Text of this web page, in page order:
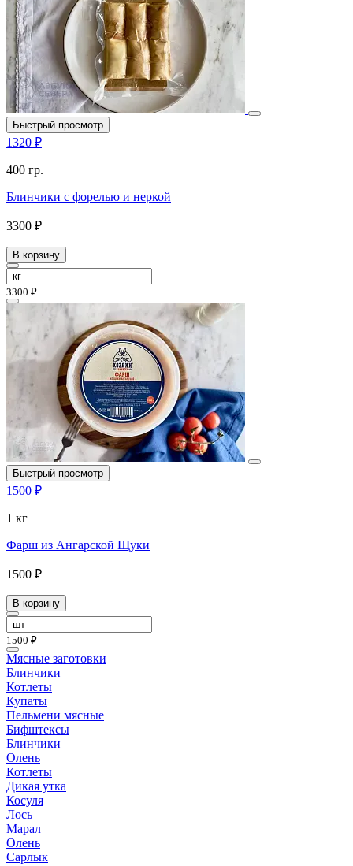
Быстрый просмотр
1320 ₽
400 гр.
Блинчики с форелью и неркой
3300 ₽
В корзину
3300 ₽
Быстрый просмотр
1500 ₽
1 кг
Фарш из Ангарской Щуки
1500 ₽
В корзину
1500 ₽
Мясные заготовки
Блинчики
Котлеты
Купаты
Пельмени мясные
Бифштексы
Блинчики
Олень
Котлеты
Дикая утка
Косуля
Лось
Марал
Олень
Сарлык